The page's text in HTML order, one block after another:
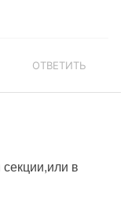
ОТВЕТИТЬ
в